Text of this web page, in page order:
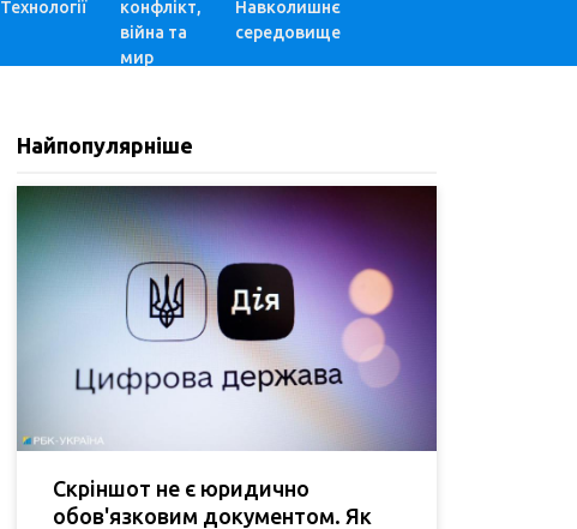
Технології
конфлікт,
війна та
мир
Навколишнє
середовище
Найпопулярніше
Скріншот не є юридично
обов'язковим документом. Як